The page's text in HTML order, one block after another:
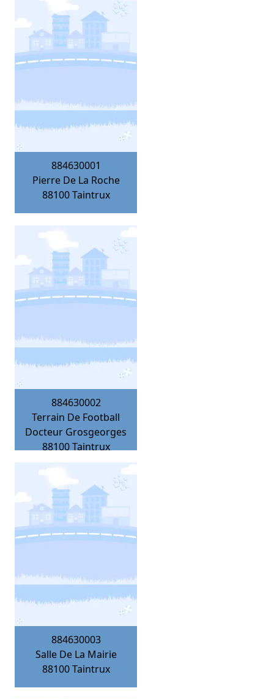
884630001
Pierre De La Roche
88100 Taintrux
884630002
Terrain De Football
Docteur Grosgeorges
88100 Taintrux
884630003
Salle De La Mairie
88100 Taintrux